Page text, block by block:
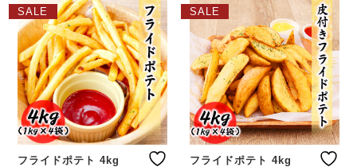
SALE
フライドポテト 4kg
SALE
フライドポテト 4kg